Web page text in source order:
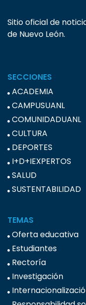
Sitio oficial de
de Nuevo León.
SECCIONES
ACADEMIA
CAMPUSUANL
COMUNIDADUANL
CULTURA
DEPORTES
I+D+IEXPERTOS
SALUD
SUSTENTABILIDAD
TEMAS
Oferta educativa
Estudiantes
Rectoría
Investigación